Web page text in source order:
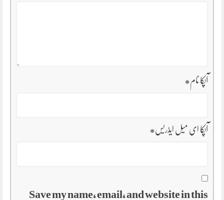
آپکا نام*
آپکا ای میل ایڈریس*
Save my name, email, and website in this